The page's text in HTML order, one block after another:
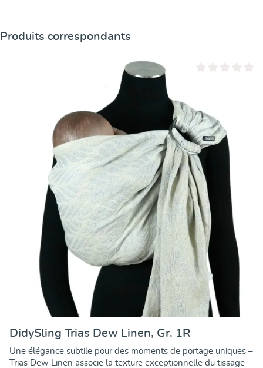
Ignorer la galerie de produits
Produits correspondants
DidySling Trias Dew Linen, Gr. 1R
Une élégance subtile pour des moments de portage uniques –
Trias Dew Linen associe la texture exceptionnelle du tissage